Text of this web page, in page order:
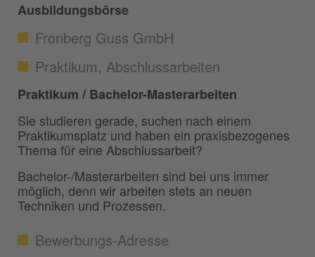
Ausbildungsbörse
Fronberg Guss GmbH
Praktikum, Abschlussarbeiten
Praktikum / Bachelor-Masterarbeiten
Sie studieren gerade, suchen nach einem
Praktikumsplatz und haben ein praxisbezogenes
Thema für eine Abschlussarbeit?
Bachelor-/Masterarbeiten sind bei uns immer
möglich, denn wir arbeiten stets an neuen
Techniken und Prozessen.
Bewerbungs-Adresse